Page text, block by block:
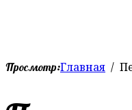
Просмотр:Главная